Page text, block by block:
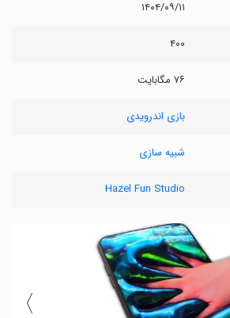
۱۴۰۴/۰۹/۱۱
۴۰۰
۷۶ مگابایت
بازی اندرویدی
شبیه سازی
Hazel Fun Studio
〉